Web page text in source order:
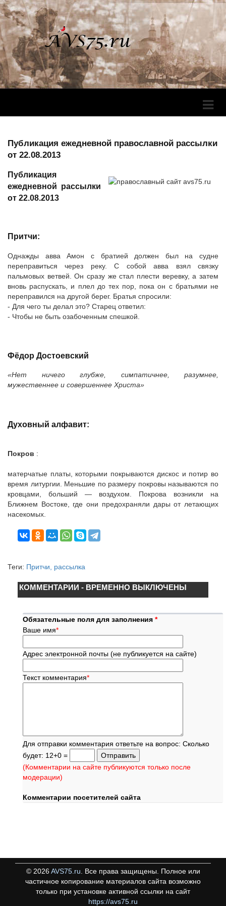
Публикация ежедневной православной рассылки
от 22.08.2013
Публикация
ежедневной рассылки
от 22.08.2013
Притчи:
Однажды авва Амон с братией должен был на судне
переправиться через реку. С собой авва взял связку
пальмовых ветвей. Он сразу же стал плести веревку, а затем
вновь распускать, и плел до тех пор, пока он с братьями не
переправился на другой берег. Братья спросили:
- Для чего ты делал это? Старец ответил:
- Чтобы не быть озабоченным спешкой.
Фёдор Достоевский
«Нет ничего глубже, симпатичнее, разумнее,
мужественнее и совершеннее Христа»
Духовный алфавит:
Покров :
матерчатые платы, которыми покрываются дискос и потир во
время литургии. Меньшие по размеру покровы называются по
кровцами, больший — воздухом. Покрова возникли на
Ближнем Востоке, где они предохраняли дары от летающих
насекомых.
Теги: Притчи, рассылка
КОММЕНТАРИИ - ВРЕМЕННО ВЫКЛЮЧЕНЫ
Обязательные поля для заполнения *
Ваше имя*
Адрес электронной почты (не публикуется на сайте)
Текст комментария*
Для отправки комментария ответьте на вопрос: Сколько
будет: 12+0 =
(Комментарии на сайте публикуются только после
модерации)
Комментарии посетителей сайта
© 2026 AVS75.ru . Все права защищены. Полное или
частичное копирование материалов сайта возможно
только при установке активной ссылки на сайт
https://avs75.ru